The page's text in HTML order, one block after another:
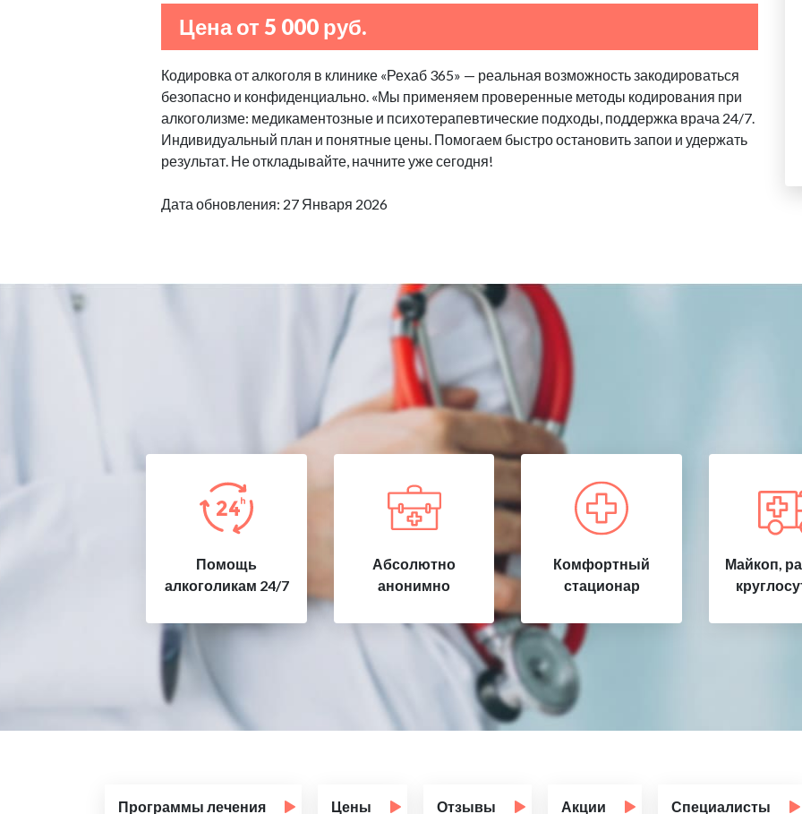
Цена от 5 000 руб.
Кодировка от алкоголя в клинике «Рехаб 365» — реальная возможность закодироваться
безопасно и конфиденциально. «Мы применяем проверенные методы кодирования при
алкоголизме: медикаментозные и психотерапевтические подходы, поддержка врача 24/7.
Индивидуальный план и понятные цены. Помогаем быстро остановить запои и удержать
результат. Не откладывайте, начните уже сегодня!
Дата обновления: 27 Января 2026
Помощь
алкоголикам 24/7
Абсолютно
анонимно
Комфортный
стационар
Майкоп,
Программы лечения Цены Отзывы Акции Специалисты